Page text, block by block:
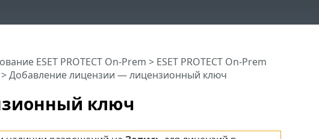
ключ
ESET PROTECT On-Prem > ESET PROTECT On-Prem
> Добавление лицензии — лицензионный ключ